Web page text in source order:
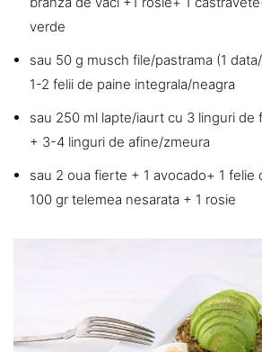
verde
sau 50 g musch file/pastrama (1
1-2 felii de paine integrala/neagra
sau 250 ml lapte/iaurt cu 3 linguri de
+ 3-4 linguri de afine/zmeura
sau 2 oua fierte + 1 avocado+ 1 felie
100 gr telemea nesarata + 1 rosie